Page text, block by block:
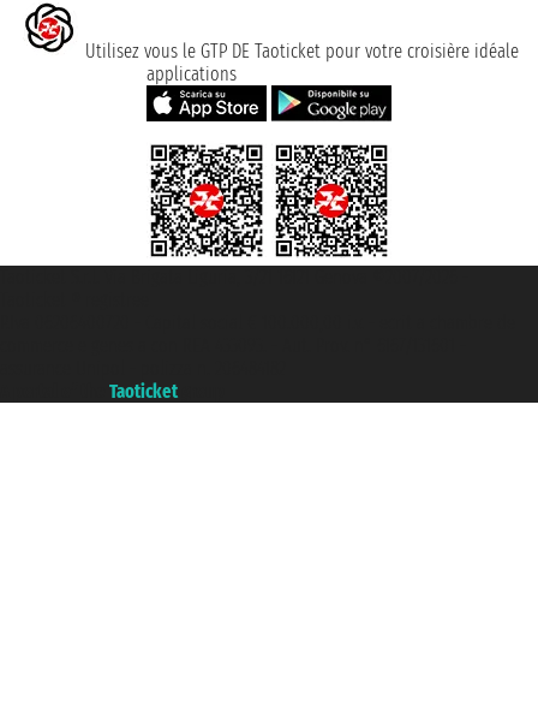
Utilisez vous le GTP DE Taoticket pour votre croisière idéale
applications
Taoticket